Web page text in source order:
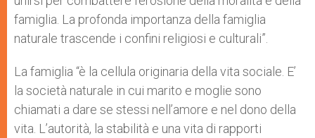
famiglia. La profonda importanza della famiglia
naturale trascende i confini religiosi e culturali”.
La famiglia “è la cellula originaria della vita sociale. E’
la società naturale in cui marito e moglie sono
chiamati a dare se stessi nell’amore e nel dono della
vita. L’autorità, la stabilità e una vita di rapporti